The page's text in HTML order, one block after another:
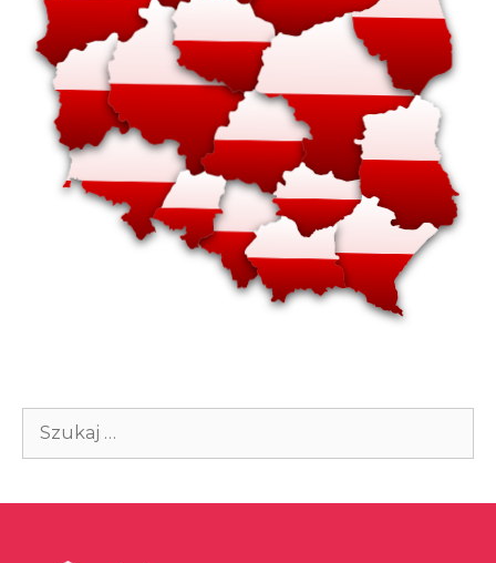
Szukaj: